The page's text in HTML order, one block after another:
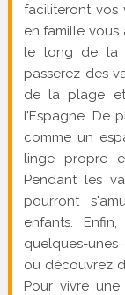
faciliteront vos
en famille vous
le long de la
passerez des
de la plage
l’Espagne. De
comme un
linge propre
Pendant les
pourront
enfants.
quelques-
ou découvrez
Pour vivre